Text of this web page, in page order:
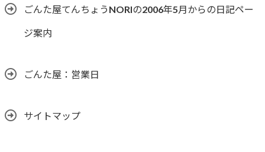
ごんた屋てんちょうNORIの2006年5月からの日記ペー
ジ案内
ごんた屋：営業日
サイトマップ